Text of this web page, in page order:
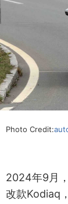
Photo Credit:
2024年9月
改款Kodiaq